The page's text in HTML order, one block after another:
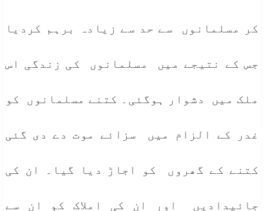
کر مسلمانوں سے حد سے زیادہ برہم کردیا
جس کے نتیجے میں مسلمانوں کی زندگی اس
ملک میں دشوار ہوگئی۔ کتنے مسلمانوں کو
غدر کے الزام میں سزائے موت دے دی گئی
کتنے کے گھروں کو اجاڑ دیا گیا۔ ان کی
جائیدادیں اور ان کی املاک کو ان سے